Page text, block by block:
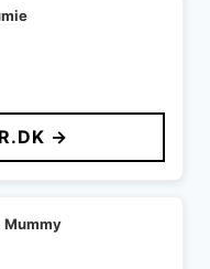
→
Mummy